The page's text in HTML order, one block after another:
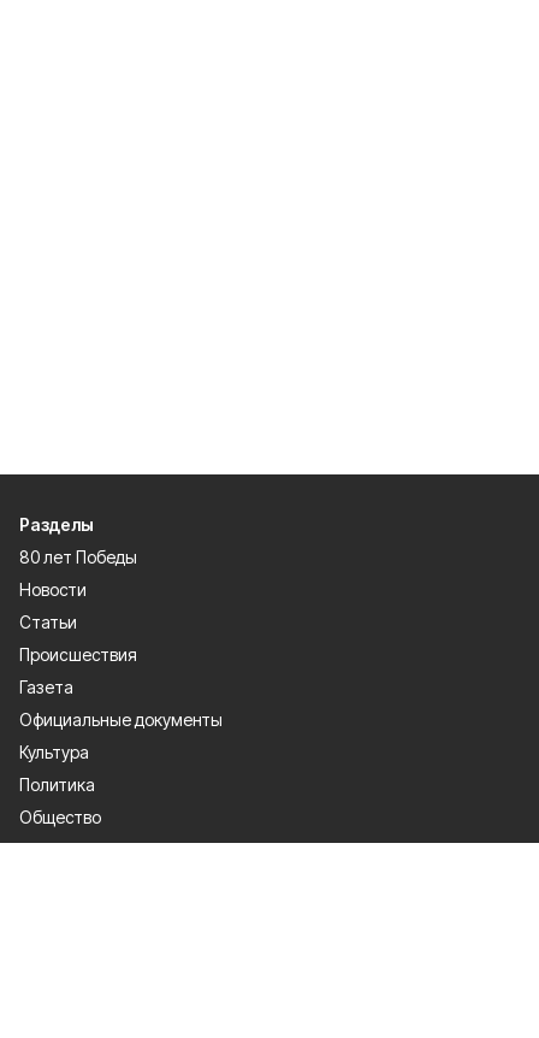
Разделы
80 лет Победы
Новости
Статьи
Происшествия
Газета
Официальные документы
Культура
Политика
Общество
Экономика